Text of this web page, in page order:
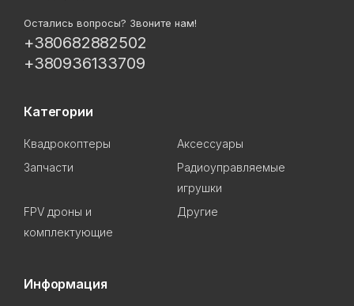
Остались вопросы? Звоните нам!
+380682882502
+380936133709
Категории
Квадрокоптеры
Аксессуары
Запчасти
Радиоуправляемые
игрушки
FPV дроны и
комплектующие
Другие
Информация